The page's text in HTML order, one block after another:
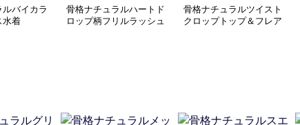
バイカラ
水着
骨格ナチュラルハートド
ロップ柄フリルラッシュ
骨格ナチュラルツイスト
クロップトップ＆フレア